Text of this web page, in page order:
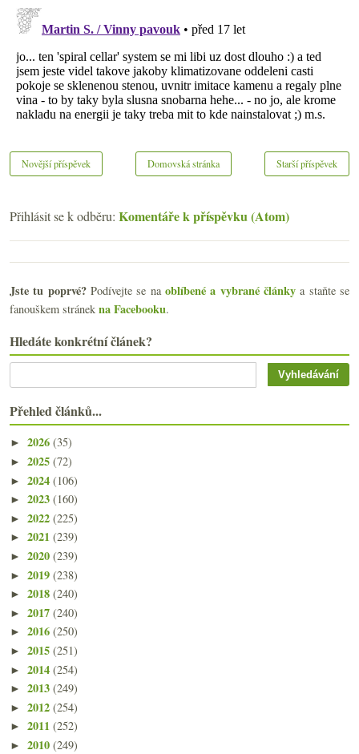
Novější příspěvek Starší příspěvek
Domovská stránka
Přihlásit se k odběru: Komentáře k příspěvku (Atom)
Jste tu poprvé?Podívejte se naoblíbené a vybrané články a staňte se
fanouškem stránek na Facebooku.
Hledáte konkrétní článek?
Přehled článků...
► 2026 (35)
► 2025 (72)
► 2024 (106)
► 2023 (160)
► 2022 (225)
► 2021 (239)
► 2020 (239)
► 2019 (238)
► 2018 (240)
► 2017 (240)
► 2016 (250)
► 2015 (251)
► 2014 (254)
► 2013 (249)
► 2012 (254)
► 2011 (252)
► 2010 (249)